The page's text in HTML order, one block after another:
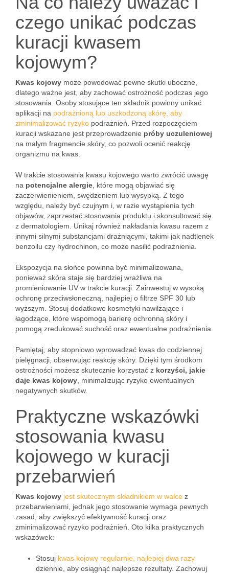
czego unikać podczas
kuracji kwasem
kojowym?
Kwas kojowy może powodować pewne skutki uboczne,
dlatego ważne jest, aby zachować ostrożność podczas jego
stosowania. Osoby stosujące ten składnik powinny unikać
aplikacji na podrażnioną lub uszkodzoną skórę, aby
zminimalizować ryzyko podrażnień. Przed rozpoczęciem
kuracji wskazane jest przeprowadzenie próby uczuleniowej
na małym fragmencie skóry, co pozwoli ocenić reakcję
organizmu na kwas.
W trakcie stosowania kwasu kojowego warto zwrócić uwagę
na potencjalne alergie , które mogą objawiać się
zaczerwienieniem, swędzeniem lub wysypką. Z tego
względu, należy być czujnym i, w razie wystąpienia tych
objawów, zaprzestać stosowania produktu i skonsultować się
z dermatologiem. Unikaj również nakładania kwasu razem z
innymi silnymi substancjami drażniącymi, takimi jak nadtlenek
benzoilu czy hydrochinon, co może nasilić podrażnienia.
Ekspozycja na słońce powinna być minimalizowana,
ponieważ skóra staje się bardziej wrażliwa na
promieniowanie UV w trakcie kuracji. Zainwestuj w wysoką
ochronę przeciwsłoneczną, najlepiej o filtrze SPF 30 lub
wyższym. Stosuj dodatkowe kosmetyki nawilżające i
łagodzące, które wspomogą barierę ochronną skóry i
pomogą zredukować suchość oraz ewentualne podrażnienia.
Pamiętaj, aby stopniowo wprowadzać kwas do codziennej
pielęgnacji, obserwując reakcję skóry. Dzięki tym środkom
ostrożności możesz skutecznie korzystać z korzyści, jakie
daje kwas kojowy , minimalizując ryzyko ewentualnych
negatywnych skutków.
Praktyczne wskazówki
stosowania kwasu
kojowego w kuracji
przebarwień
Kwas kojowy jest skutecznym składnikiem w walce z
przebarwieniami, jednak jego stosowanie wymaga pewnych
zasad, aby zwiększyć efektywność kuracji oraz
zminimalizować ryzyko podrażnień. Oto kilka praktycznych
wskazówek:
Stosuj kwas kojowy regularnie, najlepiej dwa razy
dziennie, aby osiągnąć najlepsze rezultaty. Zachowuj